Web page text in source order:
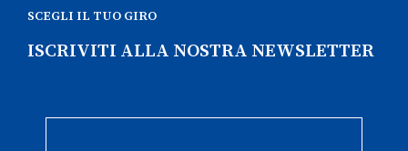
SCEGLI IL TUO GIRO
ISCRIVITI ALLA NOSTRA NEWSLETTER